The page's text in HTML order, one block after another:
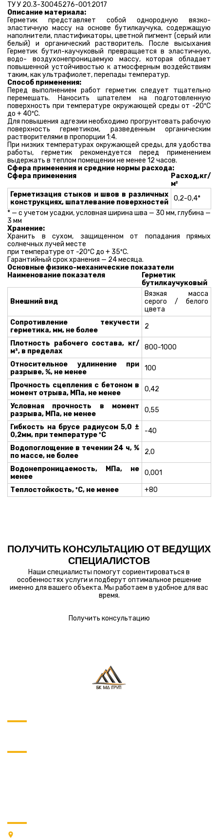
ТУ У 20.3-30045276-001:2017
Описание материала:
Герметик представляет собой однородную вязко-
эластичную массу на основе бутилкаучука, содержащую
наполнители, пластификаторы, цветной пигмент (серый или
белый) и органический растворитель. После высыхания
Герметик бутил-каучуковый превращается в эластичную,
водо- воздухонепроницаемую массу, которая обладает
повышенной устойчивостью к атмосферным воздействиям
таким, как ультрафиолет, перепады температур.
Способ применения:
Перед выполнением работ герметик следует тщательно
перемешать. Наносить шпателем на подготовленную
поверхность при температуре окружающей среды от -20ºС
до + 40ºС.
Для повышения адгезии необходимо прогрунтовать рабочую
поверхность герметиком, разведенным органическим
растворителями в пропорции 1:4.
При низких температурах окружающей среды, для удобства
работы, герметик рекомендуется перед применением
выдержать в теплом помещении не менее 12 часов.
Сфера применения и средние нормы расхода:
Сфера применения
Расход,кг/
м²
Герметизация стыков и швов в различных
конструкциях, шпатлевание поверхностей
0,2-0,4*
* — с учетом усадки, условная ширина шва — 30 мм, глубина —
3 мм
Хранение:
Хранить в сухом, защищенном от попадания прямых
солнечных лучей месте
при температуре от -20ºС до + 35ºС.
Гарантийный срок хранения — 24 месяца.
Основные физико-механические показатели
Наименование показателя
Герметик
бутилкаучуковый
Внешний вид
Вязкая масса
серого / белого
цвета
Сопротивление текучести
герметика, мм, не более
2
Плотность рабочего состава, кг/
м³, в пределах
800-1000
Относительное удлинение при
разрыве, %, не менее
100
Прочность сцепления с бетоном в
момент отрыва, МПа, не менее
0,42
Условная прочность в момент
разрыва, МПа, не менее
0,55
Гибкость на брусе радиусом 5,0 ±
0,2мм, при температуре ºС
-40
Водопоглощение в течении 24 ч, %
по массе, не более
2,0
Водонепроницаемость, МПа, не
менее
0,001
Теплостойкость, ºС, не менее +80
ПОЛУЧИТЬ КОНСУЛЬТАЦИЮ ОТ ВЕДУЩИХ
СПЕЦИАЛИСТОВ
Наши специалисты помогут сориентироваться в
особенностях услуги и подберут оптимальное решение
именно для вашего объекта. Мы работаем в удобное для вас
время.
Получить консультацию